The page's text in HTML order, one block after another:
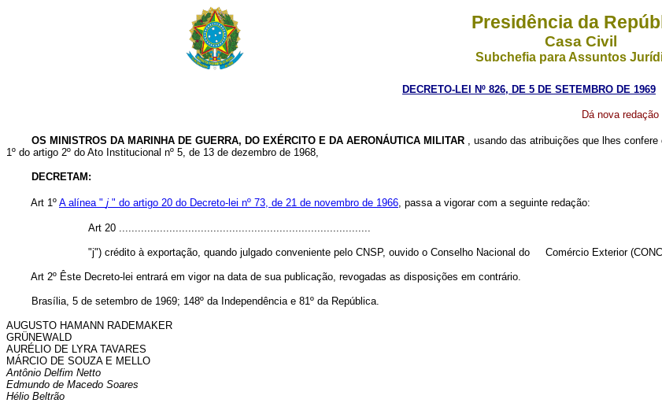
Presidência da
Casa Civil
Subchefia para Assuntos
DECRETO-LEI Nº 826, DE 5 DE SETEMBRO DE 1969
Dá nova
OS MINISTROS DA MARINHA DE GUERRA, DO EXÉRCITO E DA AERONÁUTICA MILITAR , usando das atribuições que lhes
1º do artigo 2º do Ato Institucional nº 5, de 13 de dezembro de 1968,
DECRETAM:
Art 1º A alínea " j " do artigo 20 do Decreto-lei nº 73, de 21 de novembro de 1966, passa a vigorar com a seguinte redação:
Art 20 ................................................................................
"j") crédito à exportação, quando julgado conveniente pelo CNSP, ouvido o Conselho Nacional do Comércio Exterior
Art 2º Êste Decreto-lei entrará em vigor na data de sua publicação, revogadas as disposições em contrário.
Brasília, 5 de setembro de 1969; 148º da Independência e 81º da República.
AUGUSTO HAMANN RADEMAKER
GRÜNEWALD
AURÉLIO DE LYRA TAVARES
MÁRCIO DE SOUZA E MELLO
Antônio Delfim Netto
Edmundo de Macedo Soares
Hélio Beltrão